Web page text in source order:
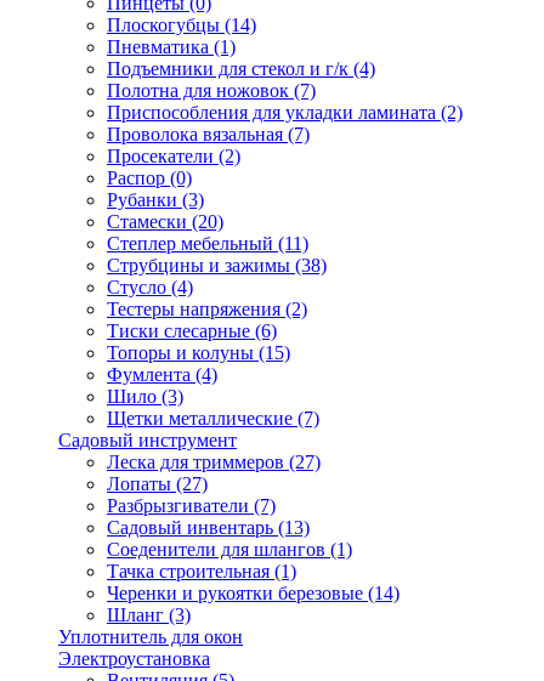
Плоскогубцы (14)
Пневматика (1)
Подъемники для стекол и г/к (4)
Полотна для ножовок (7)
Приспособления для укладки ламината (2)
Проволока вязальная (7)
Просекатели (2)
Распор (0)
Рубанки (3)
Стамески (20)
Степлер мебельный (11)
Струбцины и зажимы (38)
Стусло (4)
Тестеры напряжения (2)
Тиски слесарные (6)
Топоры и колуны (15)
Фумлента (4)
Шило (3)
Щетки металлические (7)
Садовый инструмент
Леска для триммеров (27)
Лопаты (27)
Разбрызгиватели (7)
Садовый инвентарь (13)
Соеденители для шлангов (1)
Тачка строительная (1)
Черенки и рукоятки березовые (14)
Шланг (3)
Уплотнитель для окон
Электроустановка